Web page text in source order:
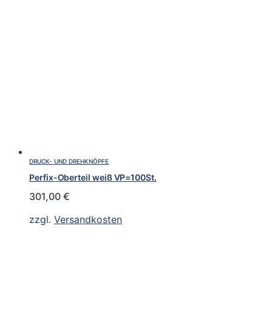
DRUCK- UND DREHKNÖPFE
Perfix-Oberteil weiß VP=100St.
301,00 €
zzgl. Versandkosten